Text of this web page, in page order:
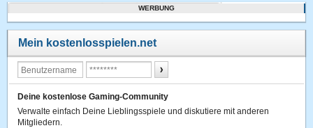
WERBUNG
Mein kostenlosspielen.net
Deine kostenlose Gaming-Community
Verwalte einfach Deine Lieblingsspiele und diskutiere mit anderen
Mitgliedern.